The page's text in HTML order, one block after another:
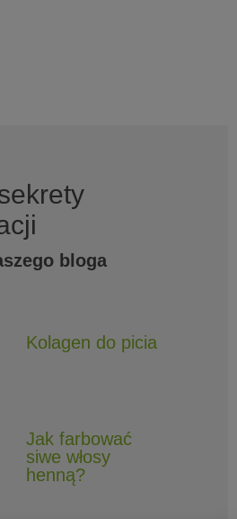
bloga
Kolagen do picia
Jak farbować
siwe włosy
henną?